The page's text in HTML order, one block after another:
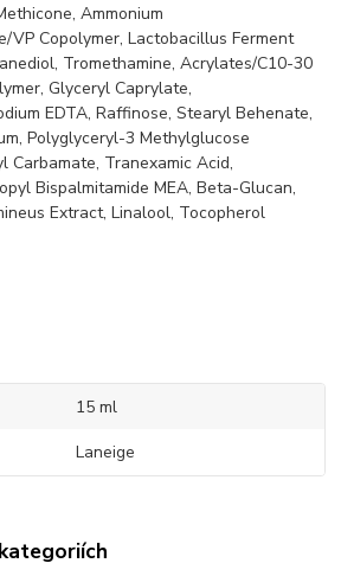
Ammonium
Copolymer, Lactobacillus Ferment
Tromethamine, Acrylates/C10-30
Glyceryl Caprylate,
EDTA, Raffinose, Stearyl Behenate,
Polyglyceryl-3 Methylglucose
Carbamate, Tranexamic Acid,
Bispalmitamide MEA, Beta-Glucan,
Extract, Linalool, Tocopherol
15 ml
Laneige